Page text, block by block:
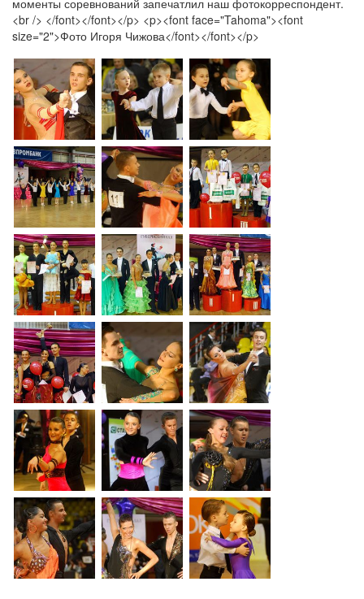
моменты соревнований запечатлил наш фотокорреспондент.
<br /> </font></font></p> <p><font face="Tahoma"><font
size="2">Фото Игоря Чижова</font></font></p>